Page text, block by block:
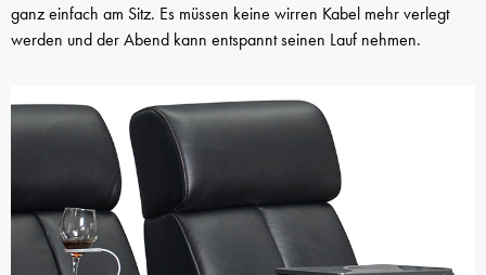
ganz einfach am Sitz. Es müssen keine wirren Kabel mehr verlegt
werden und der Abend kann entspannt seinen Lauf nehmen.